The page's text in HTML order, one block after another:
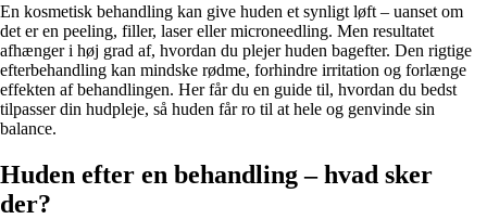
En kosmetisk behandling kan give huden et synligt løft – uanset om
det er en peeling, filler, laser eller microneedling. Men resultatet
afhænger i høj grad af, hvordan du plejer huden bagefter. Den rigtige
efterbehandling kan mindske rødme, forhindre irritation og forlænge
effekten af behandlingen. Her får du en guide til, hvordan du bedst
tilpasser din hudpleje, så huden får ro til at hele og genvinde sin
balance.
Huden efter en behandling – hvad sker
der?